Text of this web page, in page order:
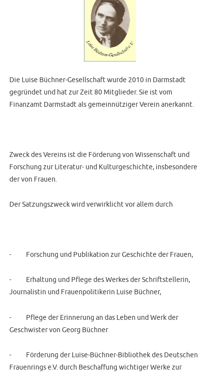
Die Luise Büchner-Gesellschaft wurde 2010 in Darmstadt
gegründet und hat zur Zeit 80 Mitglieder. Sie ist vom
Finanzamt Darmstadt als gemeinnütziger Verein anerkannt.
Zweck des Vereins ist die Förderung von Wissenschaft und
Forschung zur Literatur- und Kulturgeschichte, insbesondere
der von Frauen.
Der Satzungszweck wird verwirklicht vor allem durch
- Forschung und Publikation zur Geschichte der Frauen,
-
Erhaltung und Pflege des Werkes der Schriftstellerin,
Journalistin und Frauenpolitikerin Luise Büchner,
-
Pflege der Erinnerung an das Leben und Werk der
Geschwister von Georg Büchner
-
Förderung der Luise-Büchner-Bibliothek des Deutschen
Frauenrings e.V. durch Beschaffung wichtiger Werke zur